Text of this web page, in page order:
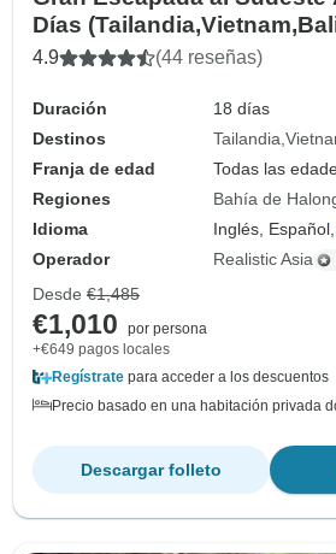
Días
4.9 (44 reseñas)
Duración
18 días
Destinos
Tailandia
Franja de edad
Todas las
Regiones
Bahía de
Idioma
Inglés, Español,
Operador
Realistic Asia
Desde €1,485
€1,010
por persona
+€649 pagos locales
Regístrate para acceder a los descuentos
Precio basado en una habitación privada
Descargar folleto